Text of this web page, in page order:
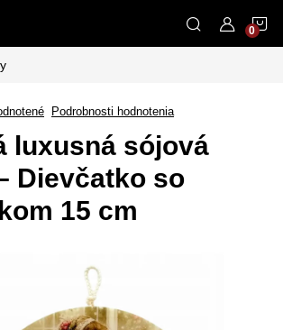
Podrobnosti hodnotenia
luxusná sójová
Dievčatko so
15 cm